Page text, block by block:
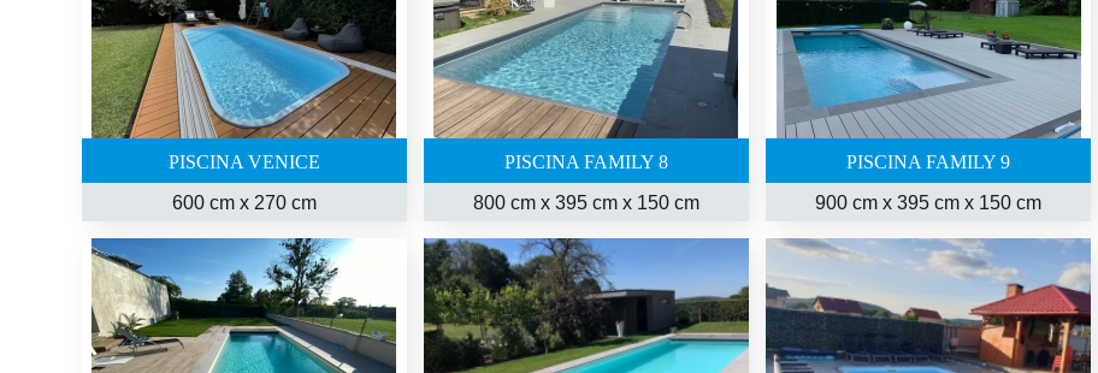
PISCINA VENICE
600 cmx 270 cm
PISCINA FAMILY 8
800 cm x 395 cm x 150 cm
PISCINA FAMILY 9
900 cm x 395 cm x 150 cm